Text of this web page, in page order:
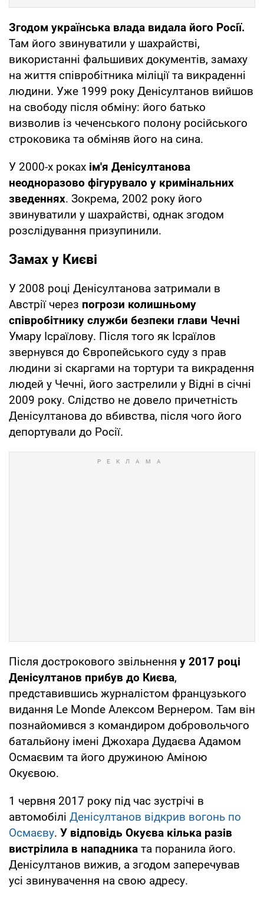
Згодом українська влада видала його Росії.
Там його звинуватили у шахрайстві,
використанні фальшивих документів, замаху
на життя співробітника міліції та викраденні
людини. Уже 1999 року Денісултанов вийшов
на свободу після обміну: його батько
визволив із чеченського полону російського
строковика та обміняв його на сина.
У 2000-х роках ім'я Денісултанова
неодноразово фігурувало у кримінальних
зведеннях. Зокрема, 2002 року його
звинуватили у шахрайстві, однак згодом
розслідування призупинили.
Замах у Києві
У 2008 році Денісултанова затримали в
Австрії через погрози колишньому
співробітнику служби безпеки глави Чечні
Умару Ісраїлову. Після того як Ісраїлов
звернувся до Європейського суду з прав
людини зі скаргами на тортури та викрадення
людей у Чечні, його застрелили у Відні в січні
2009 року. Слідство не довело причетність
Денісултанова до вбивства, після чого його
депортували до Росії.
Після дострокового звільнення у 2017 році
Денісултанов прибув до Києва,
представившись журналістом французького
видання Le Monde Алексом Вернером. Там він
познайомився з командиром добровольчого
батальйону імені Джохара Дудаєва Адамом
Осмаєвим та його дружиною Аміною
Окуєвою.
1 червня 2017 року під час зустрічі в
автомобілі Денісултанов відкрив вогонь по
Осмаєву. У відповідь Окуєва кілька разів
вистрілила в нападника та поранила його.
Денісултанов вижив, а згодом заперечував
усі звинувачення на свою адресу.